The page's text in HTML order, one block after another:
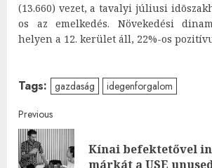
(13.660) vezet, a tavalyi júliusi
os az emelkedés. Növekedési
helyen a 12. kerület áll, 22%-os
Tags: gazdaság idegenforgalom
Post
navigation
Previous
Kínai befektetővel
márkát a USE